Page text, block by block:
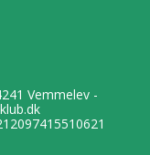
Vemmelev -